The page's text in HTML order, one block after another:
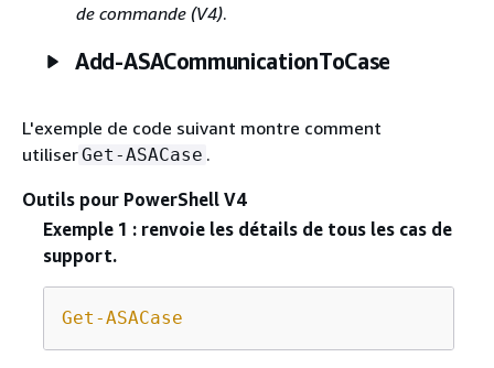
de commande (V4).
Add-ASACommunicationToCase
L'exemple de code suivant montre comment
utiliserGet-ASACase .
Outils pour PowerShell V4
Exemple 1 : renvoie les détails de tous les cas de
support.
Get-ASACase